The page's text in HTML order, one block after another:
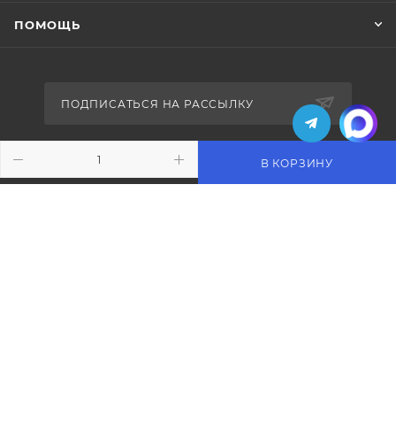
В КОРЗИНУ
ПОМОЩЬ
ПОДПИСАТЬСЯ НА РАССЫЛКУ
+7 (495) 771-02-91